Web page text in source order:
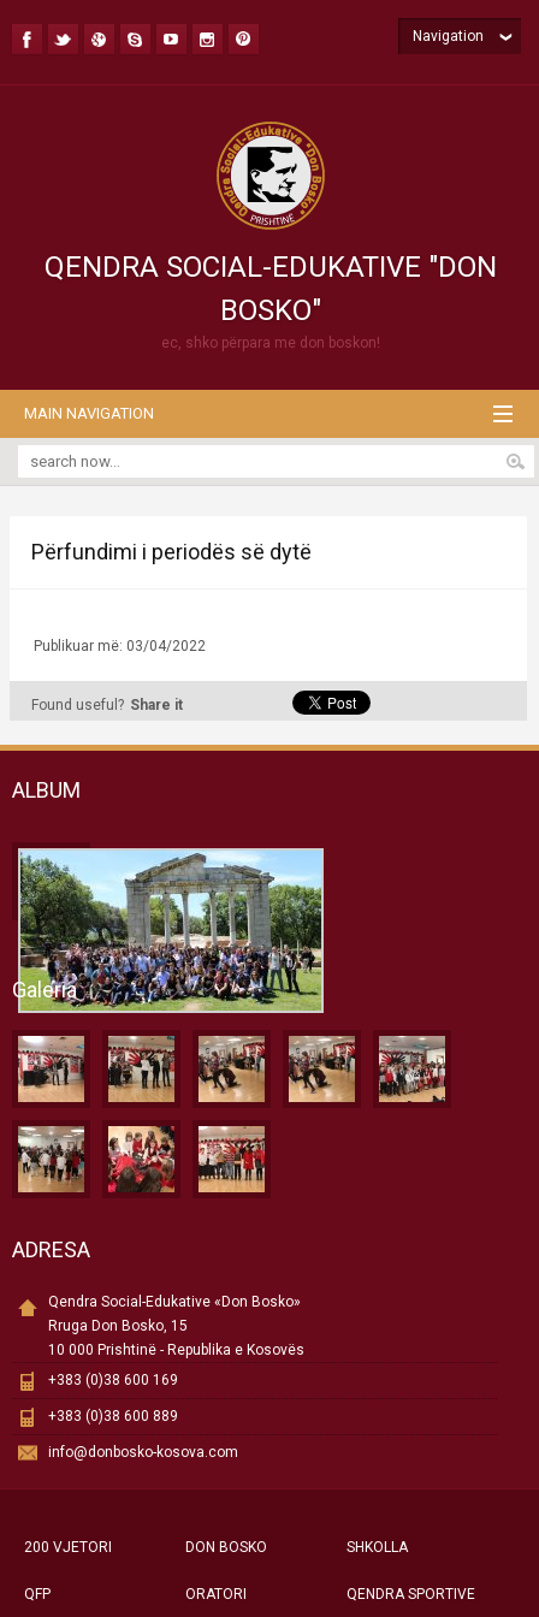
QENDRA SOCIAL-EDUKATIVE "DON
BOSKO"
ec, shko përpara me don boskon!
Navigation
MAIN NAVIGATION
Përfundimi i periodës së dytë
Publikuar më: 03/04/2022
Found useful? Share it
ALBUM
Galeria
ADRESA
Qendra Social-Edukative «Don Bosko»
Rruga Don Bosko, 15
10 000 Prishtinë - Republika e Kosovës
+383 (0)38 600 169
+383 (0)38 600 889
info@donbosko-kosova.com
200 VJETORI DON BOSKO SHKOLLA
QFP ORATORI QENDRA SPORTIVE